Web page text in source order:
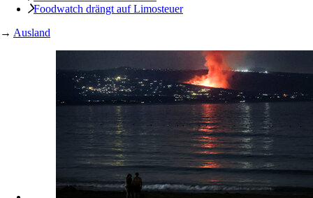
Foodwatch drängt auf Limosteuer
→ Ausland